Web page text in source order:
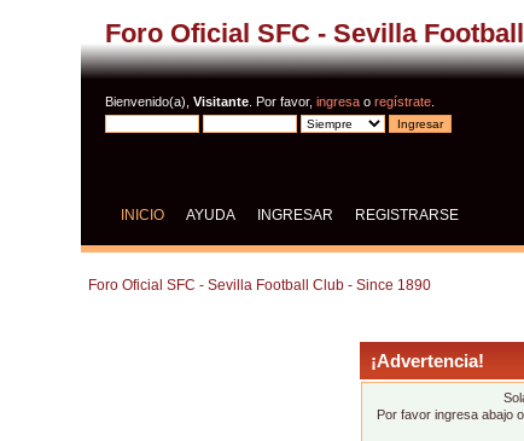
Foro Oficial SFC - Sevilla
Bienvenido(a),Visitante . Por favor,ingresa oregístrate
INICIO AYUDA INGRESAR REGISTRARSE
Foro Oficial SFC - Sevilla Football Club - Since 1890
¡Advertencia!
Por favor ingresa abajo